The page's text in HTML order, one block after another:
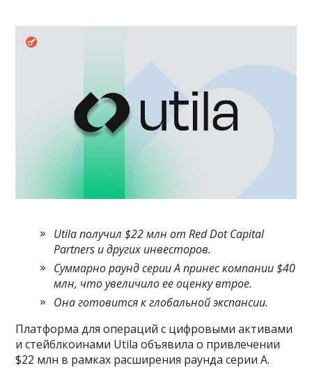
Utila получил $22 млн от Red Dot Capital
Partners и других инвесторов.
Суммарно раунд серии А принес компании $40
млн, что увеличило ее оценку втрое.
Она готовится к глобальной экспансии.
Платформа для операций с цифровыми активами
и стейблкоинами Utila объявила о привлечении
$22 млн в рамках расширения раунда серии A.